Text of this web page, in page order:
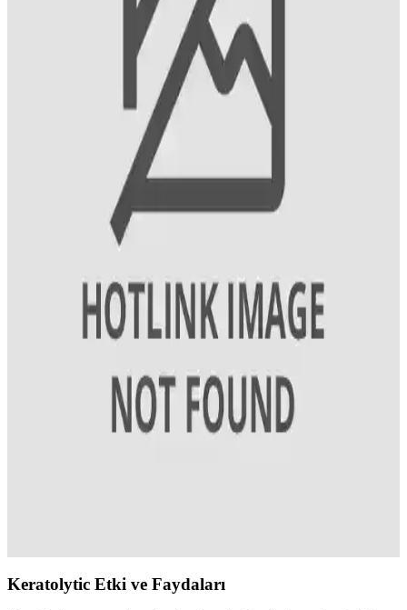
Philips ve Ventoso markalarının saç kurutma makineleri
performansını, teknolojik özelliklerini ve kullanıcı deneyimlerini
detaylı karşılaştırıyoruz.
Erkekler İçin Güvenilir Saç Dökülmesi Bakım
Yöntemleri ve Ürün Seçimi Rehberi
Erkeklerde yaygın görülen saç dökülmesi sorununa karşı güvenilir
ürünler ve doğru bakım teknikleriyle saç sağlığını koruma yollarını
Keratin ile Saç Güçlendirme ve Parlaklık Artırıcı
Bakım Rehberi
Saçların doğal yapısını koruyan keratin, güçlendirici ve parlaklık
ürün seçimiyle sağlıklı, parlak saçlara kavuşun.
Saç Boyama Renk Seçenekleri ve Uygulama
Yöntemleri Hakkında Kapsamlı Bilgi
Saç boyama seçenekleri, renkler ve uygulama teknikleri hakkında
detaylı bilgiler içerir. Doğru ürün ve renk seçimi ile saçlarınızda
istediğiniz değişikliği yapabilirsiniz.
Keratolytic Etki ve Faydaları